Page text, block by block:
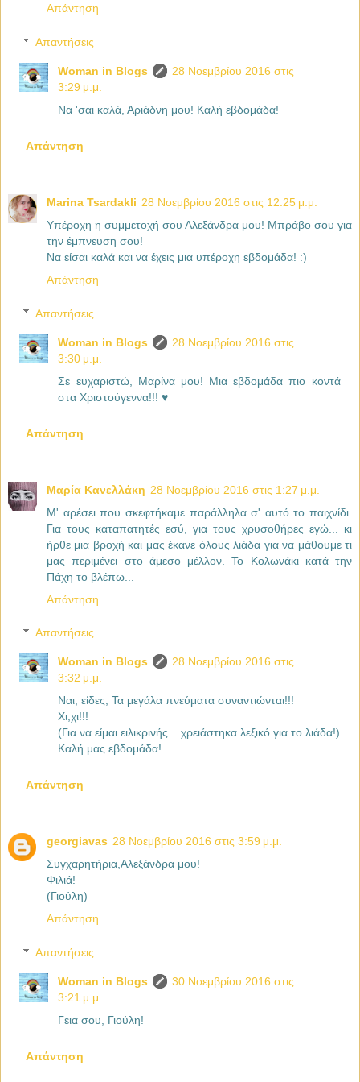
Απάντηση
Απαντήσεις
Woman in Blogs
28 Νοεμβρίου 2016 στις
3:29 μ.μ.
Να 'σαι καλά, Αριάδνη μου! Καλή εβδομάδα!
Απάντηση
Marina Tsardakli 28 Νοεμβρίου 2016 στις 12:25 μ.μ.
Υπέροχη η συμμετοχή σου Αλεξάνδρα μου! Μπράβο σου για
την έμπνευση σου!
Να είσαι καλά και να έχεις μια υπέροχη εβδομάδα! :)
Απάντηση
Απαντήσεις
Woman in Blogs
28 Νοεμβρίου 2016 στις
3:30 μ.μ.
Σε ευχαριστώ, Μαρίνα μου! Μια εβδομάδα πιο κοντά
στα Χριστούγεννα!!! ♥
Απάντηση
Μαρία Κανελλάκη 28 Νοεμβρίου 2016 στις 1:27 μ.μ.
Μ' αρέσει που σκεφτήκαμε παράλληλα σ' αυτό το παιχνίδι.
Για τους καταπατητές εσύ, για τους χρυσοθήρες εγώ... κι
ήρθε μια βροχή και μας έκανε όλους λιάδα για να μάθουμε τι
μας περιμένει στο άμεσο μέλλον. Το Κολωνάκι κατά την
Πάχη το βλέπω...
Απάντηση
Απαντήσεις
Woman in Blogs
28 Νοεμβρίου 2016 στις
3:32 μ.μ.
Ναι, είδες; Τα μεγάλα πνεύματα συναντιώνται!!!
Χι,χι!!!
(Για να είμαι ειλικρινής... χρειάστηκα λεξικό για το λιάδα!)
Καλή μας εβδομάδα!
Απάντηση
georgiavas 28 Νοεμβρίου 2016 στις 3:59 μ.μ.
Συγχαρητήρια,Αλεξάνδρα μου!
Φιλιά!
(Γιούλη)
Απάντηση
Απαντήσεις
Woman in Blogs
30 Νοεμβρίου 2016 στις
3:21 μ.μ.
Γεια σου, Γιούλη!
Απάντηση